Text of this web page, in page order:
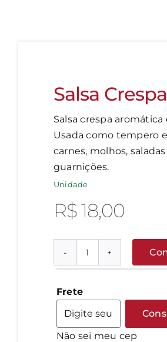
Salsa Crespa
Salsa crespa aromática
Usada como tempero
carnes, molhos, saladas
guarnições.
Unidade
R$18,00
Frete
Não sei meu cep